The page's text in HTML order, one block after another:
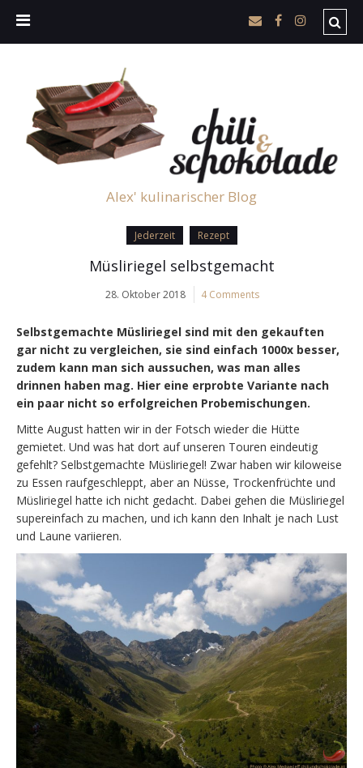
Alex' kulinarischer Blog
Jederzeit Rezept
Müsliriegel selbstgemacht
28. Oktober 2018 4 Comments
Selbstgemachte Müsliriegel sind mit den gekauften
gar nicht zu vergleichen, sie sind einfach 1000x besser,
zudem kann man sich aussuchen, was man alles
drinnen haben mag. Hier eine erprobte Variante nach
ein paar nicht so erfolgreichen Probemischungen.
Mitte August hatten wir in der Fotsch wieder die Hütte
gemietet. Und was hat dort auf unseren Touren eindeutig
gefehlt? Selbstgemachte Müsliriegel! Zwar haben wir kiloweise
zu Essen raufgeschleppt, aber an Nüsse, Trockenfrüchte und
Müsliriegel hatte ich nicht gedacht. Dabei gehen die Müsliriegel
supereinfach zu machen, und ich kann den Inhalt je nach Lust
und Laune variieren.